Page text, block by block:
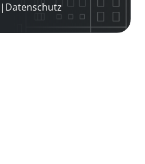
| Datenschutz